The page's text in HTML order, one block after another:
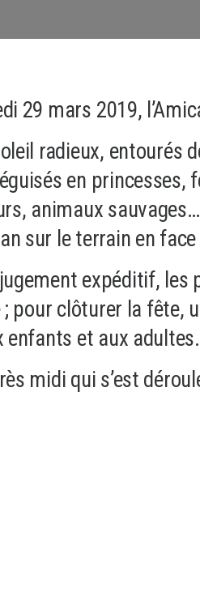
29 mars 2019,
radieux, entourés
en princesses,
animaux
sur le terrain en face
expéditif,
pour clôturer la fête,
et aux adultes.
midi qui s’est